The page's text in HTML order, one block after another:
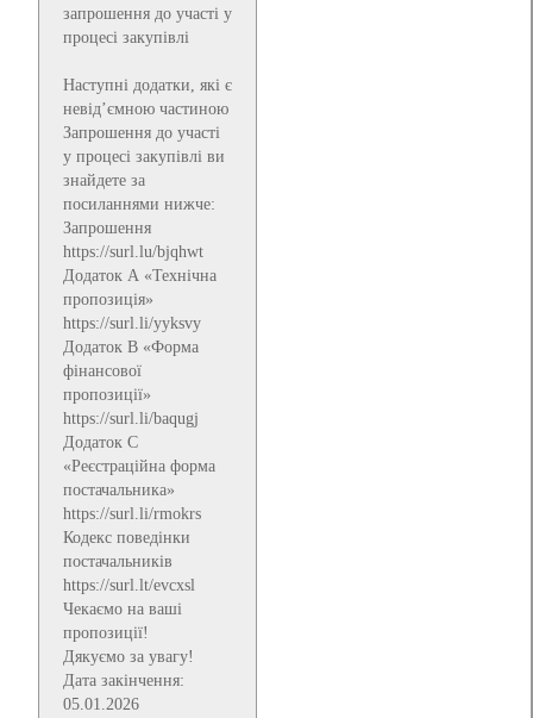
запрошення до участі у
процесі закупівлі
Наступні додатки, які є
невід’ємною частиною
Запрошення до участі
у процесі закупівлі ви
знайдете за
посиланнями нижче:
Запрошення
https://surl.lu/bjqhwt
Додаток А «Технічна
пропозиція»
https://surl.li/yyksvy
Додаток В «Форма
фінансової
пропозиції»
https://surl.li/baqugj
Додаток С
«Реєстраційна форма
постачальника»
https://surl.li/rmokrs
Кодекс поведінки
постачальників
https://surl.lt/evcxsl
Чекаємо на ваші
пропозиції!
Дякуємо за увагу!
Дата закінчення:
05.01.2026